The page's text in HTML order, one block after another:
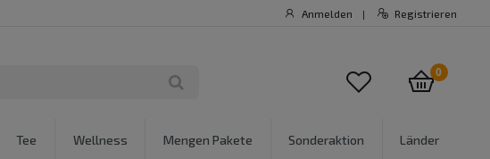
Anmelden | Registrieren
0
Tee Wellness Mengen Pakete Sonderaktion Länder